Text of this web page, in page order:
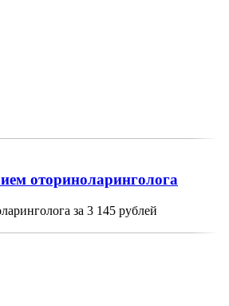
оториноларинголога
за 3 145 рублей